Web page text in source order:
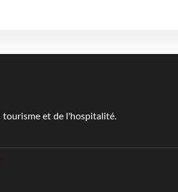
tourisme et de l'hospitalité.